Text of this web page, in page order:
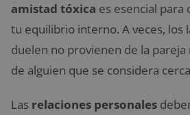
amistad tóxica es esencial
tu equilibrio interno. A veces, los
duelen no provienen de la
de alguien que se considera
Las relaciones personales